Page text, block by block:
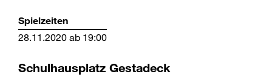
Spielzeiten
28.11.2020 ab 19:00
Schulhausplatz Gestadeck